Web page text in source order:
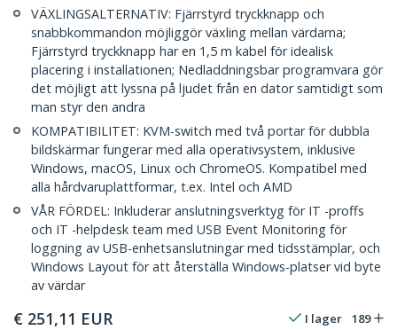
VÄXLINGSALTERNATIV: Fjärrstyrd tryckknapp och
snabbkommandon möjliggör växling mellan värdarna;
Fjärrstyrd tryckknapp har en 1,5 m kabel för idealisk
placering i installationen; Nedladdningsbar programvara gör
det möjligt att lyssna på ljudet från en dator samtidigt som
man styr den andra
KOMPATIBILITET: KVM-switch med två portar för dubbla
bildskärmar fungerar med alla operativsystem, inklusive
Windows, macOS, Linux och ChromeOS. Kompatibel med
alla hårdvaruplattformar, t.ex. Intel och AMD
VÅR FÖRDEL: Inkluderar anslutningsverktyg för IT -proffs
och IT -helpdesk team med USB Event Monitoring för
loggning av USB-enhetsanslutningar med tidsstämplar, och
Windows Layout för att återställa Windows-platser vid byte
av värdar
€ 251,11 EUR I lager 189